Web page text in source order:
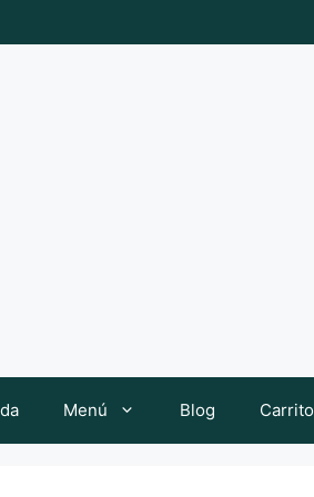
Menú Blog Carrito